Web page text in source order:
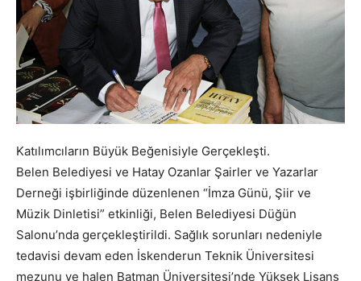
Katılımcıların Büyük Beğenisiyle Gerçekleşti.
Belen Belediyesi ve Hatay Ozanlar Şairler ve Yazarlar
Derneği işbirliğinde düzenlenen “İmza Günü, Şiir ve
Müzik Dinletisi” etkinliği, Belen Belediyesi Düğün
Salonu’nda gerçekleştirildi. Sağlık sorunları nedeniyle
tedavisi devam eden İskenderun Teknik Üniversitesi
mezunu ve halen Batman Üniversitesi’nde Yüksek Lisans